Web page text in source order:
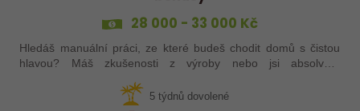
28 000 - 33 000 Kč
Hledáš manuální práci, ze které budeš chodit domů s čistou
hlavou? Máš zkušenosti z výroby nebo jsi absolvent
5 týdnů dovolené